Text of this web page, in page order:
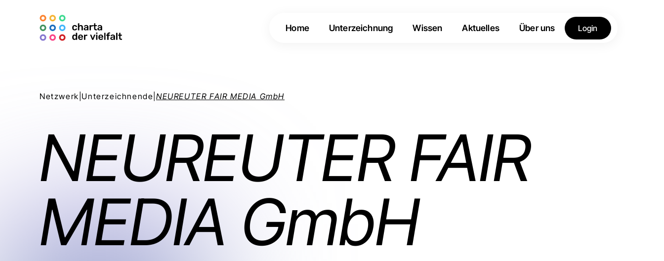
Home Unterzeichnung Wissen Aktuelles Über uns Login
Netzwerk Unterzeichnende |NEUREUTER FAIR MEDIA GmbH
NEUREUTER FAIR
MEDIA GmbH